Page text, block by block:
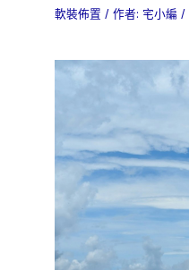
軟裝佈置 / 作者: 宅小編/